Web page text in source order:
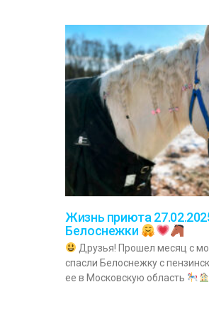
Жизнь приюта
Белоснежки
Друзья! Прошел месяц с
спасли Белоснежку с
ее в Московскую область